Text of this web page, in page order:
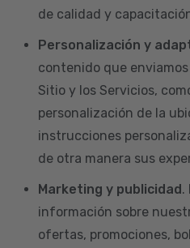
de calidad y
Personalización y
contenido que
Sitio y los Servicios,
personalización de la
instrucciones
de otra manera sus
Marketing y publicidad.
información sobre
ofertas, promociones,